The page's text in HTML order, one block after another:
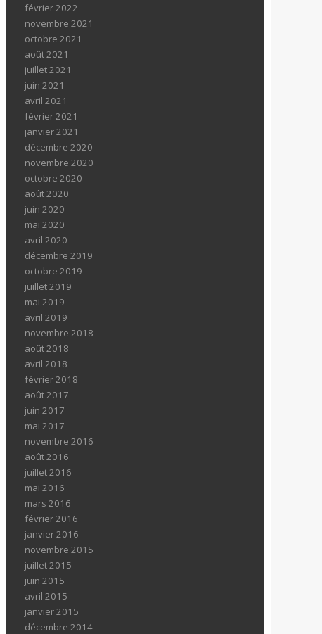
février 2022
novembre 2021
octobre 2021
août 2021
juillet 2021
juin 2021
avril 2021
février 2021
janvier 2021
décembre 2020
novembre 2020
octobre 2020
août 2020
juin 2020
mai 2020
avril 2020
décembre 2019
octobre 2019
juillet 2019
mai 2019
avril 2019
novembre 2018
août 2018
avril 2018
février 2018
août 2017
juin 2017
mai 2017
novembre 2016
août 2016
juillet 2016
mai 2016
mars 2016
février 2016
janvier 2016
novembre 2015
juillet 2015
juin 2015
avril 2015
janvier 2015
décembre 2014